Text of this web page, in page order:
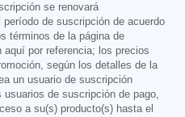
se renovará
de suscripción de acuerdo
términos de la página de
aquí por referencia; los precios
según los detalles de la
un usuario de suscripción
de suscripción de pago,
a su(s) producto(s) hasta el